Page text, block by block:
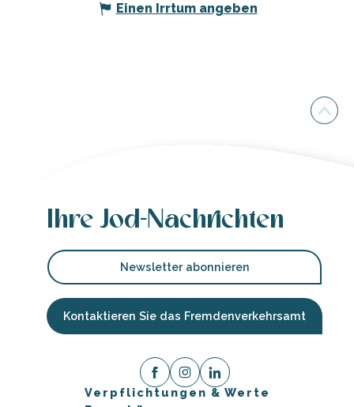
Einen Irrtum angeben
Ihre Jod-Nachrichten
Newsletter abonnieren
Kontaktieren Sie das Fremdenverkehrsamt
Verpflichtungen & Werte